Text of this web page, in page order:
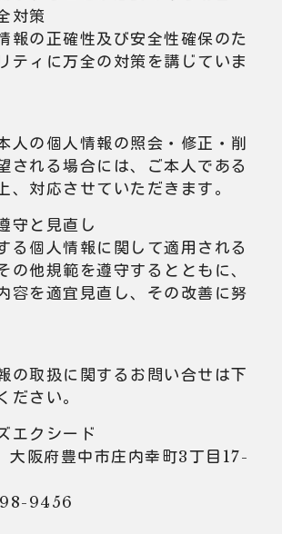
対策
報の正確性及び安全性確保のた
ティに万全の対策を講じていま
人の個人情報の照会・修正・削
される場合には、ご本人である
、対応させていただきます。
守と見直し
る個人情報に関して適用される
の他規範を遵守するとともに、
容を適宜見直し、その改善に努
の取扱に関するお問い合せは下
ださい。
エクシード
阪府豊中市庄内幸町3丁目17-
9456